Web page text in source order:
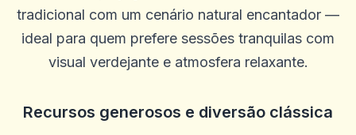
tradicional com um cenário natural encantador —
ideal para quem prefere sessões tranquilas com
visual verdejante e atmosfera relaxante.
Recursos generosos e diversão clássica